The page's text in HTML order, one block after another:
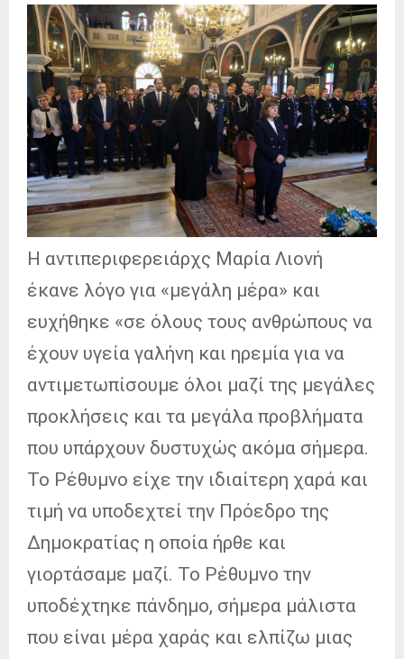
Η αντιπεριφερειάρχς Μαρία Λιονή
έκανε λόγο για «μεγάλη μέρα» και
ευχήθηκε «σε όλους τους ανθρώπους να
έχουν υγεία γαλήνη και ηρεμία για να
αντιμετωπίσουμε όλοι μαζί της μεγάλες
προκλήσεις και τα μεγάλα προβλήματα
που υπάρχουν δυστυχώς ακόμα σήμερα.
Το Ρέθυμνο είχε την ιδιαίτερη χαρά και
τιμή να υποδεχτεί την Πρόεδρο της
Δημοκρατίας η οποία ήρθε και
γιορτάσαμε μαζί. Το Ρέθυμνο την
υποδέχτηκε πάνδημο, σήμερα μάλιστα
που είναι μέρα χαράς και ελπίζω μιας